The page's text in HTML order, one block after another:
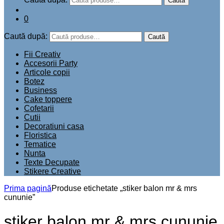
0
Caută după: Caută
Fii Creativ
Accesorii Party
Articole copii
Botez
Business
Cake toppere
Cofetarii
Cutii
Decoratiuni casa
Floristica
Tematice
Nunta
Texte Decupate
Stikere Creative
Prima paginăProduse etichetate „stiker balon mr & mrs
cununie”